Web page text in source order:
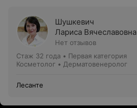
Шушкевич
Лариса Вячеславовна
Нет отзывов
Стаж 32 года • Первая категория
Косметолог • Дерматовенеролог
Лесанте